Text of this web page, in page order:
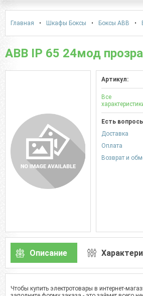
Главная • Шкафы Боксы • Боксы АВВ •
АВВ IP 65 24мод
Артикул:
Все
Есть
Доставка
Оплата
Возврат и
Описание
Чтобы купить электротовары в интернет-